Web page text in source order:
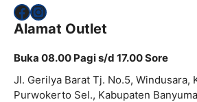
Facebook
Instagram
Alamat Outlet
Buka 08.00 Pagi s/d 17.00 Sore
Jl. Gerilya Barat Tj. No.5, Windusara,
Purwokerto Sel., Kabupaten